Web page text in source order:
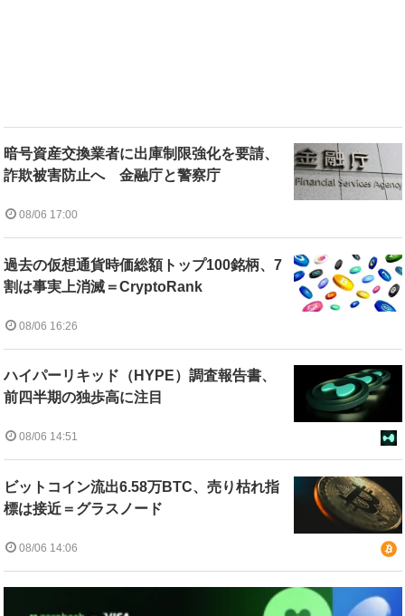
暗号資産交換業者に出庫制限強化を要請、
詐欺被害防止へ 金融庁と警察庁
08/06 17:00
過去の仮想通貨時価総額トップ100銘柄、7
割は事実上消滅＝CryptoRank
08/06 16:26
ハイパーリキッド（HYPE）調査報告書、
前四半期の独歩高に注目
08/06 14:51
ビットコイン流出6.58万BTC、売り枯れ指
標は接近＝グラスノード
08/06 14:06